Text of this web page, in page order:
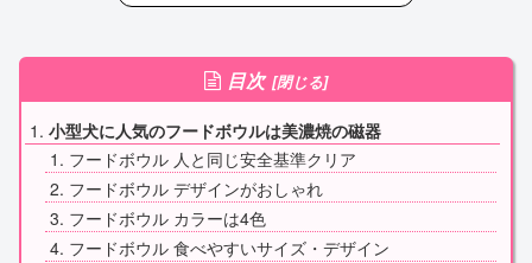
目次
小型犬に人気のフードボウルは美濃焼の磁器
フードボウル 人と同じ安全基準クリア
フードボウル デザインがおしゃれ
フードボウル カラーは4色
フードボウル 食べやすいサイズ・デザイン